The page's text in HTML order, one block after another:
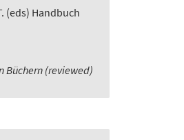
(eds) Handbuch
Büchern (reviewed)